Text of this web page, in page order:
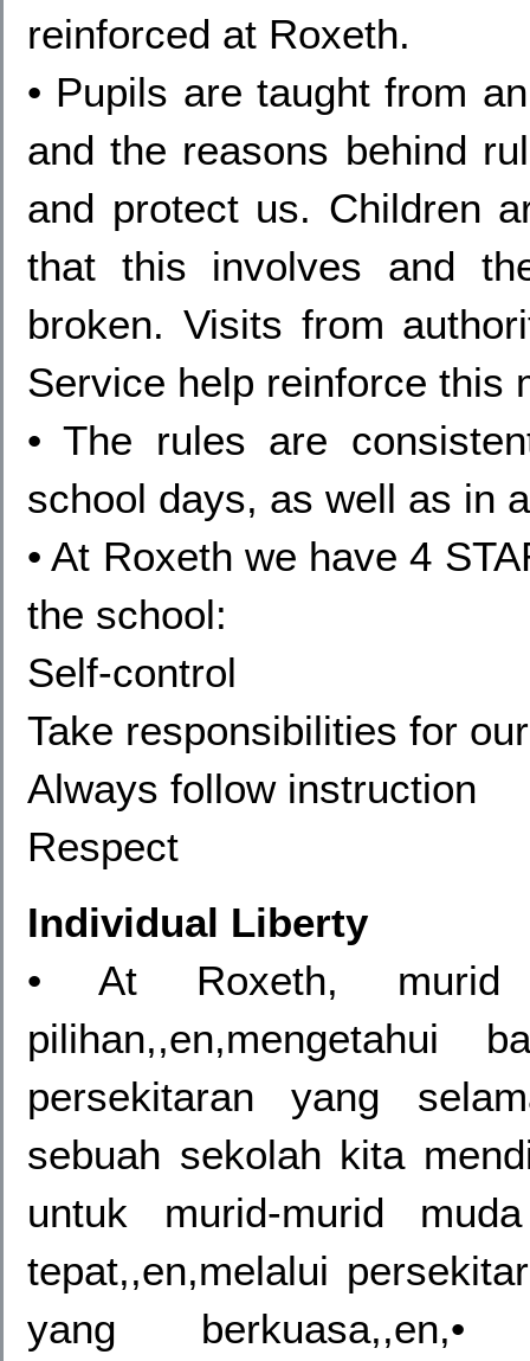
reinforced at Roxeth.
• Pupils are taught from
and the reasons behind
and protect us. Children
that this involves and
broken. Visits from
Service help reinforce this
• The rules are
school days, as well as in
• At Roxeth we have 4
the school:
Self-control
Take responsibilities for
Always follow instruction
Respect
Individual Liberty
• At Roxeth, murid
pilihan,,en,mengetahui
persekitaran yang
sebuah sekolah kita
untuk murid-murid
tepat,,en,melalui
yang